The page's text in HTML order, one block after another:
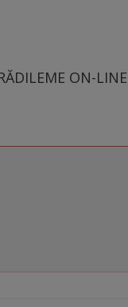
DILEME ON-LINE